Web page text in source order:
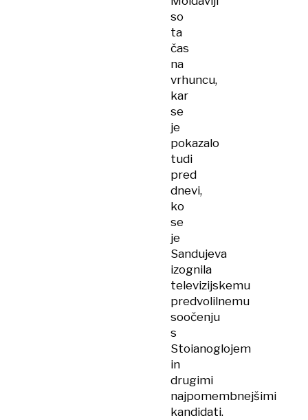
so
ta
čas
na
vrhuncu,
kar
se
je
pokazalo
tudi
pred
dnevi,
ko
se
je
Sandujeva
izognila
televizijskemu
predvolilnemu
soočenju
s
Stoianoglojem
in
drugimi
najpomembnejšimi
kandidati.